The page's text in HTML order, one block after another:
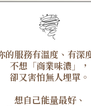
的服務有溫度、有深
不想「商業味濃」，
卻又害怕無人埋單。
想自己能量最好、